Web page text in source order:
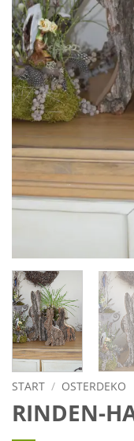
START / OSTERDEKO
RINDEN-